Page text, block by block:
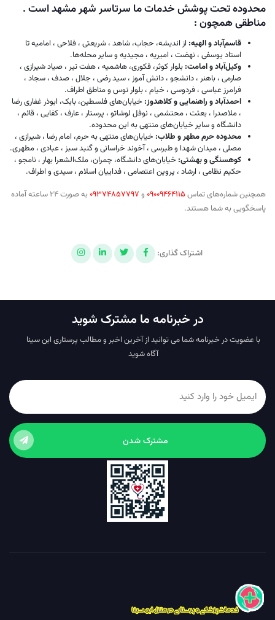
محدوده تحت پوشش خدمات ما سرتاسر شهر مشهد است .
مناطقی همچون :
قاسم‌آباد و الهیه: از اندیشه، حجاب، شاهد ، شریعتی ، فلاحی ، امامیه تا
استاد یوسفی ، نهضت ، امیریه ، مجیدیه و سایر محله‌ها.
وکیل‌آباد و امامت: بلوار کوثر، فکوری، هاشمیه ، هفت تیر ، صیاد شیرازی ،
صارمی ، باهنر ، دانشجو ، دانش آموز ، سید رضی ، جلال ، صدف ، سجاد ،
فرامرز عباسی ، فردوسی ، خیام ، بلوار توس و مناطق اطراف.
احمدآباد و راهنمایی و کلاهدوز: خیابان‌های فلسطین، بابک، ابوذر غفاری رضا
، ملاصدرا ، بعثت ، محتشمی ، نوفل لوشاتو ، پرستار ، عارف ، کفایی ، قائم ،
دانشگاه و سایر خیابان‌های منتهی به این محدوده.
محدوده حرم مطهر و طلاب: خیابان‌های منتهی به حرم، امام رضا ، شیرازی ،
مصلی ، میدان شهدا و طبرسی ، آخوند خراسانی و گنبد سبز ، عبادی ، مطهری.
کوهسنگی و بهشتی: خیابان‌های دانشگاه، چمران، ملک‌الشعرا بهار ، نامجو ،
حکیم نظامی ، ارشاد ، پروین اعتصامی ، فداییان اسلام ، سیدی و اطراف.
همچنین شماره‌های تماس 09009464115 و 09374857797
به صورت 24 ساعته آماده
پاسخگویی به شما هستند.
اشتراک گذاری:
در خبرنامه ما مشترک شوید
با عضویت در خبرنامه شما می توانید از آخرین اخبر و مطالب پرستاری ابن سینا
آگاه شوید
مشترک شدن